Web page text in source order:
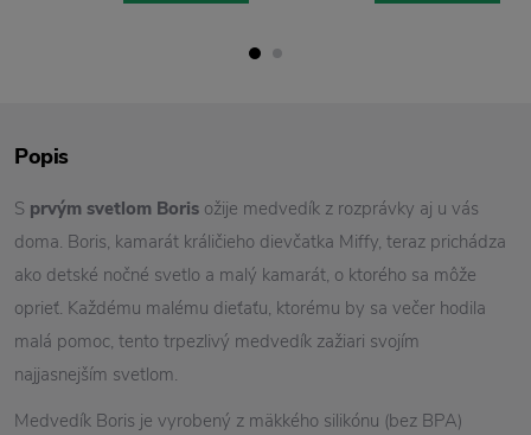
Popis
S prvým svetlom Boris ožije medvedík z rozprávky aj u vás
doma. Boris, kamarát králičieho dievčatka Miffy, teraz prichádza
ako detské nočné svetlo a malý kamarát, o ktorého sa môže
oprieť. Každému malému dieťaťu, ktorému by sa večer hodila
malá pomoc, tento trpezlivý medvedík zažiari svojím
najjasnejším svetlom.
Medvedík Boris je vyrobený z mäkkého silikónu (bez BPA)